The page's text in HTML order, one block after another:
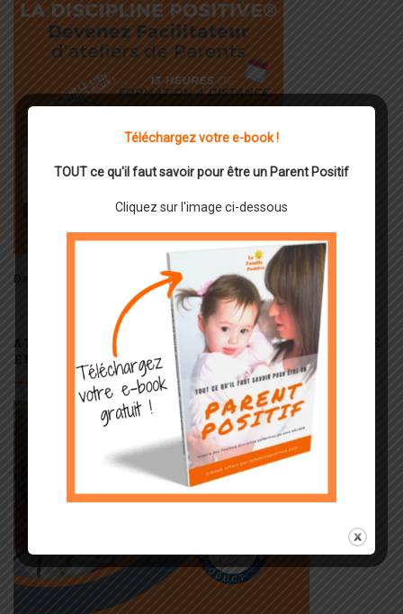
Dates, Programme, informations et inscriptions : Cliquez ICI
ATELIERS OFFICIELS DE DISCIPLINE POSITIVE
EN LIGNE : ILS SONT ENFIN DISPONIBLES !
Téléchargez votre e-book !
TOUT ce qu'il faut savoir pour être un Parent Positif
Cliquez sur l'image ci-dessous